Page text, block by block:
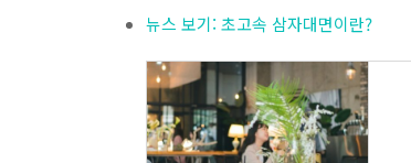
뉴스 보기: 초고속 삼자대면이란?